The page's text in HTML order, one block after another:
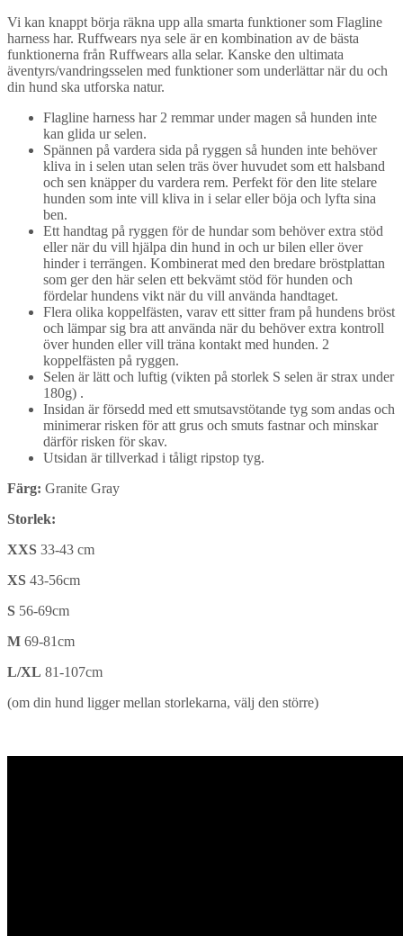
Vi kan knappt börja räkna upp alla smarta funktioner som Flagline
harness har. Ruffwears nya sele är en kombination av de bästa
funktionerna från Ruffwears alla selar. Kanske den ultimata
äventyrs/vandringsselen med funktioner som underlättar när du och
din hund ska utforska natur.
Flagline harness har 2 remmar under magen så hunden inte
kan glida ur selen.
Spännen på vardera sida på ryggen så hunden inte behöver
kliva in i selen utan selen träs över huvudet som ett halsband
och sen knäpper du vardera rem. Perfekt för den lite stelare
hunden som inte vill kliva in i selar eller böja och lyfta sina
ben.
Ett handtag på ryggen för de hundar som behöver extra stöd
eller när du vill hjälpa din hund in och ur bilen eller över
hinder i terrängen. Kombinerat med den bredare bröstplattan
som ger den här selen ett bekvämt stöd för hunden och
fördelar hundens vikt när du vill använda handtaget.
Flera olika koppelfästen, varav ett sitter fram på hundens bröst
och lämpar sig bra att använda när du behöver extra kontroll
över hunden eller vill träna kontakt med hunden. 2
koppelfästen på ryggen.
Selen är lätt och luftig (vikten på storlek S selen är strax under
180g) .
Insidan är försedd med ett smutsavstötande tyg som andas och
minimerar risken för att grus och smuts fastnar och minskar
därför risken för skav.
Utsidan är tillverkad i tåligt ripstop tyg.
Färg: Granite Gray
Storlek:
XXS 33-43 cm
XS 43-56cm
S 56-69cm
M 69-81cm
L/XL 81-107cm
(om din hund ligger mellan storlekarna, välj den större)